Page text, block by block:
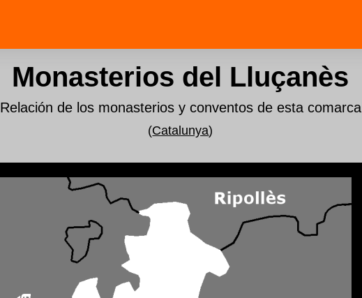
Monasterios del Lluçanès
Relación de los monasterios y conventos de esta comarca
(Catalunya)